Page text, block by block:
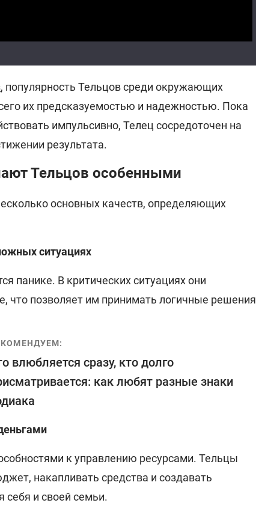
, популярность Тельцов среди окружающих
их предсказуемостью и надежностью. Пока
импульсивно, Телец сосредоточен на
результата.
Тельцов особенными
основных качеств, определяющих
ситуациях
панике. В критических ситуациях они
что позволяет им принимать логичные решения
влюбляется сразу, кто долго
как любят разные знаки
к управлению ресурсами. Тельцы
накапливать средства и создавать
себя и своей семьи.